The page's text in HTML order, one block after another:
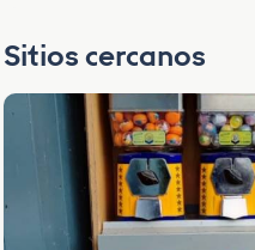
Sitios cercanos